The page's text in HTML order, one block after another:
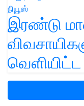
இரண்டு
வெளியிட்ட